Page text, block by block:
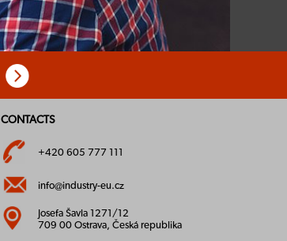
CONTACTS
+420 605 777 111
info@industry-eu.cz
Josefa Šavla 1271/12
709 00 Ostrava, Česká republika